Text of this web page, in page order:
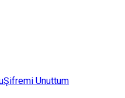
Şifremi Unuttum